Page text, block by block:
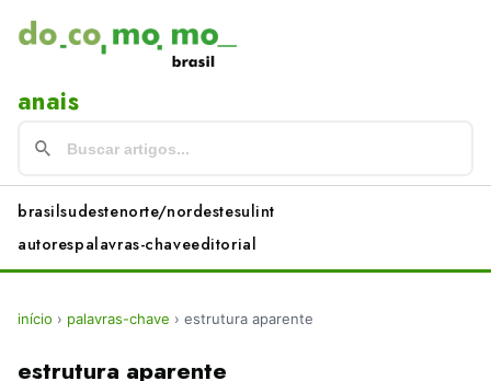
anais
brasilsudestenorte/nordestesulint
autorespalavras-chaveeditorial
início › palavras-chave › estrutura aparente
estrutura aparente